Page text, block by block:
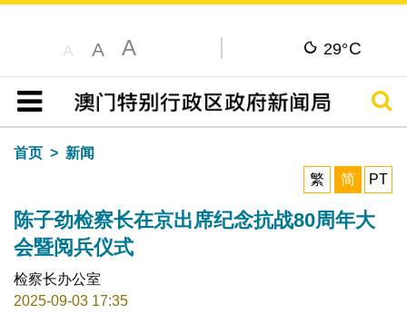
A A A 29°C
目录
搜寻
首页
新闻
繁
简 PT
陈子劲检察长在京出席纪念抗战80周年大
会暨阅兵仪式
检察长办公室
2025-09-03 17:35